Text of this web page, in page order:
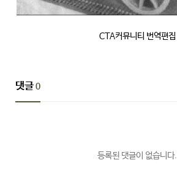
CTA커뮤니티 번역편집
댓글0
등록된 댓글이 없습니다.